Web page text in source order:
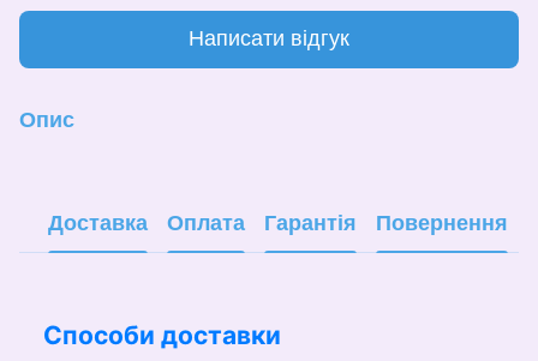
Написати відгук
Опис
Доставка Оплата Гарантія Повернення
Способи доставки